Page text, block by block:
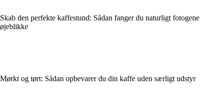
Skab den perfekte kaffestund: Sådan fanger du naturligt fotogene
øjeblikke
Mørkt og tørt: Sådan opbevarer du din kaffe uden særligt udstyr